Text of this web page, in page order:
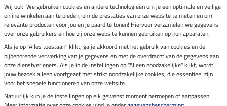
Verzending per
Veilig betalen met
Impressum
Wij ook! We gebruiken cookies en andere technologieën om je een optimale en veilige
online winkelen aan te bieden, om de prestaties van onze website te meten en om
relevante producten voor jou en je paard te tonen! Hiervoor verzamelen we gegevens
over onze gebruikers en hoe zij onze website kunnen gebruiken op hun apparaten.
Als je op "Alles toestaan" klikt, ga je akkoord met het gebruik van cookies en de
bijbehorende verwerking van je gegevens en met de overdracht van de gegevens aan
onze dienstverleners. Als je in de instellingen op "Alleen noodzakelijke" klikt, wordt
jouw bezoek alleen voortgezet met strikt noodzakelijke cookies, die essentieel zijn
voor het soepele functioneren van onze website.
Natuurlijk kun je de instellingen op elk gewenst moment herroepen of aanpassen.